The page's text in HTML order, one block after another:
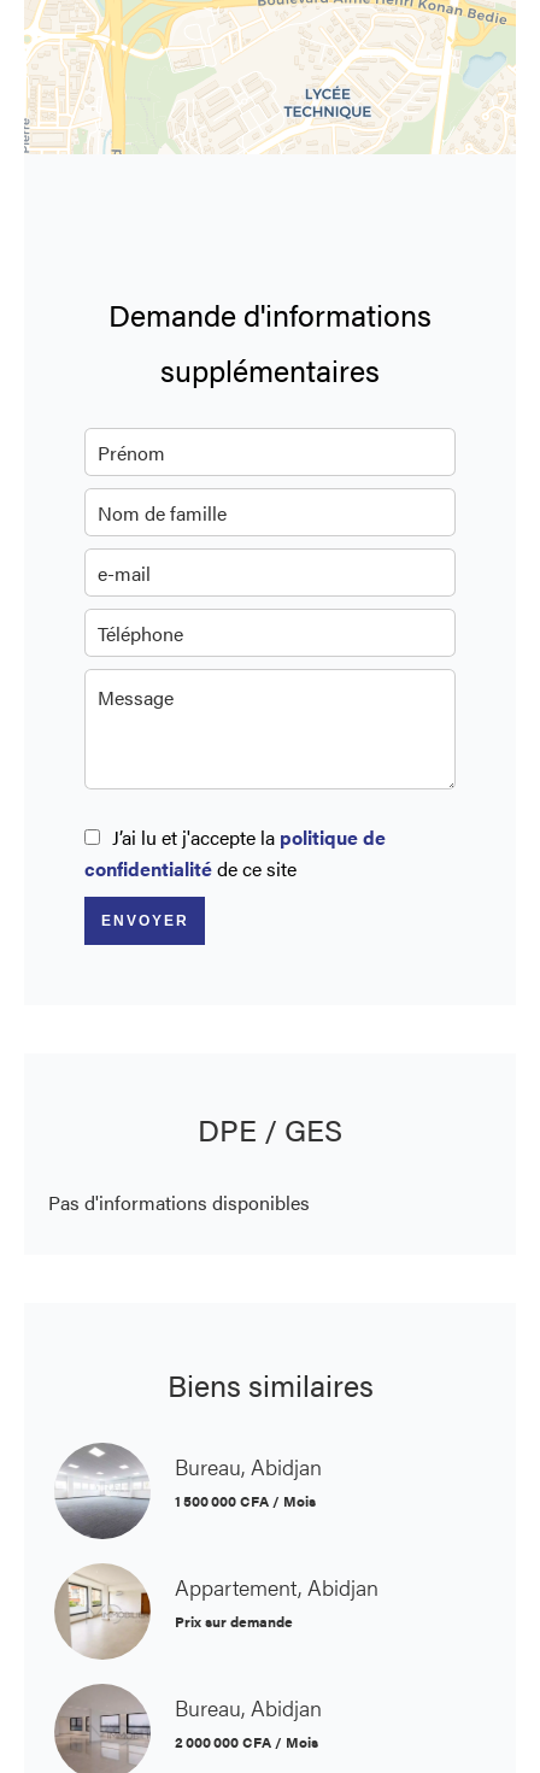
Demande d'informations
supplémentaires
J’ai lu et j'accepte la politique de
confidentialitéde ce site
ENVOYER
DPE / GES
Pas d'informations disponibles
Biens similaires
Bureau, Abidjan
1 500 000 CFA / Mois
Appartement, Abidjan
Prix sur demande
Bureau, Abidjan
2 000 000 CFA / Mois